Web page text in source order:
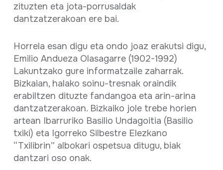
zituzten eta jota-porrusaldak
dantzatzerakoan ere bai.
Horrela esan digu eta ondo joaz erakutsi digu,
Emilio Andueza Olasagarre (1902-1992)
Lakuntzako gure informatzaile zaharrak.
Bizkaian, halako soinu-tresnak oraindik
erabiltzen dituzte fandangoa eta arin-arina
dantzatzerakoan. Bizkaiko jole trebe horien
artean Ibarruriko Basilio Undagoitia (Basilio
txiki) eta Igorreko Silbestre Elezkano
“Txilibrin” albokari ospetsua ditugu, biak
dantzari oso onak.